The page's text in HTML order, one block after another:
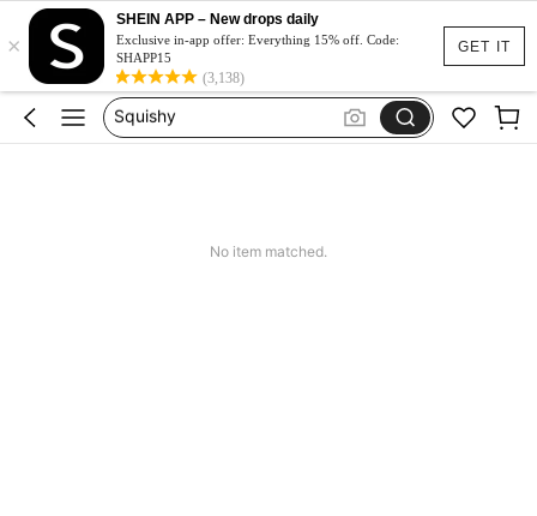
GET IT
×
SHEIN APP – New drops daily
Exclusive in-app offer: Everything 15% off. Code:
SHAPP15
(3,138)
Dluga Letnia Sukienka
Squishy
Set 2 Piece Set Women
No item matched.